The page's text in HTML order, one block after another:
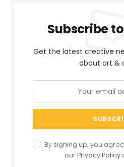
Subscribe
Get the latest creative
about art &
By signing up, you
ourPrivacy Policy